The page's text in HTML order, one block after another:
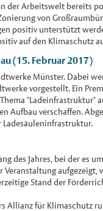
Arbeitswelt bereits
von
positiv unterstützt
auf den Klimaschutz
(15. Februar 2017)
Münster. Dabei
vorgestellt. Ein
"Ladeinfrastruktur"
Aufbau verschaffen.
Ladesäuleninfrastruktur.
des Jahres, bei der es
aufgezeigt,
Stand der
Allianz für Klimaschutz